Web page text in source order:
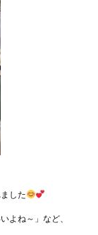
した
よね～」など、